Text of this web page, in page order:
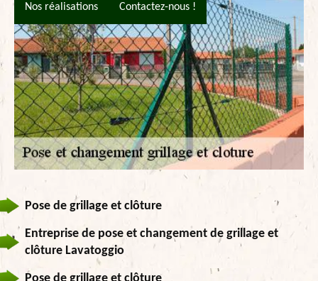
Nos réalisations Contactez-nous !
Pose de grillage et clôture
Entreprise de pose et changement de grillage et
clôture Lavatoggio